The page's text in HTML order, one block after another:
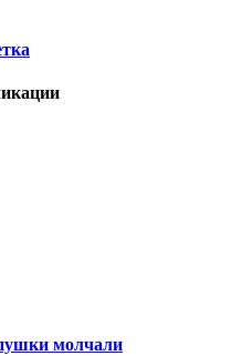
молчали